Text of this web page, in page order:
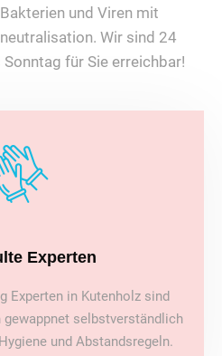
und Viren mit
Wir sind 24
für Sie erreichbar!
Experten
Experten in Kutenholz sind
selbstverständlich
und Abstandsregeln.